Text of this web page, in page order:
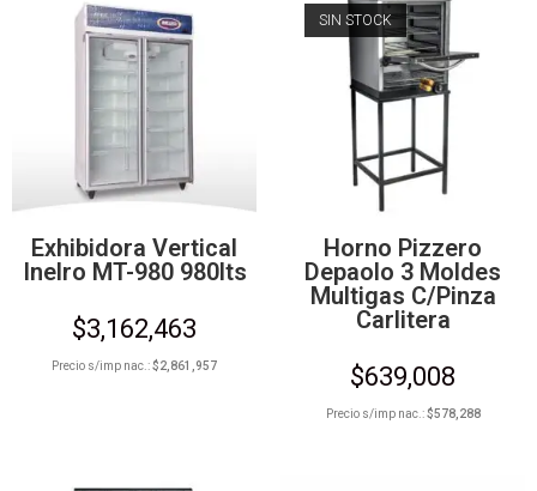
Exhibidora Vertical
Inelro MT-980 980lts
$3,162,463
Precio s/imp nac.:$2,861,957
SIN STOCK
Horno Pizzero
Depaolo 3 Moldes
Multigas C/Pinza
Carlitera
$639,008
Precio s/imp nac.:$578,288